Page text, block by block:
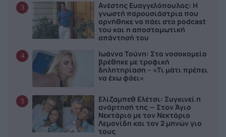
3
Ανέστης Ευαγγελόπουλος: Η
γνωστή παρουσιάστρια που
αρνήθηκε να πάει στο podcast
του και η αποστομωτική
απάντησή του
4
Ιωάννα Τούνη: Στο νοσοκομείο
βρέθηκε με τροφική
δηλητηρίαση – «Τι μάτι πρέπει
να έχω φάει»
5
Ελίζαμπεθ Ελέτσι: Συγκινεί η
ανάρτησή της — Στον Άγιο
Νεκτάριο με τον Νεκτάριο
Λεμονίδη και τον 2 μηνών γιο
τους